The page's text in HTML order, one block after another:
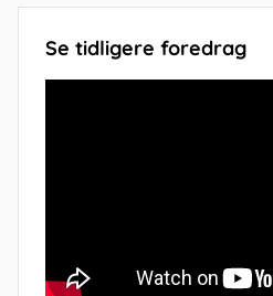
Se tidligere foredrag